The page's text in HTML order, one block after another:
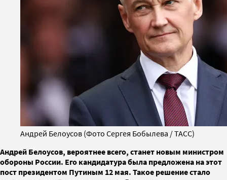
Андрей Белоусов (Фото Сергея Бобылева / ТАСС)
Андрей Белоусов, вероятнее всего, станет новым министром
обороны России. Его кандидатура была предложена на этот
пост президентом Путиным 12 мая. Такое решение стало